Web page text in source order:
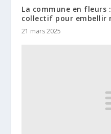
La commune en fleurs
collectif pour embellir
21 mars 2025